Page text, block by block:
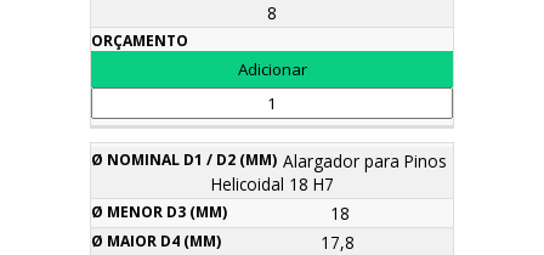
8
Alargador para Pinos
Helicoidal 18 H7
18
17,8